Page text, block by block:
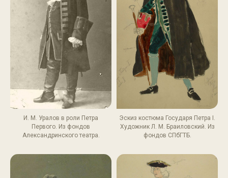
И. М. Уралов в роли Петра
Первого. Из фондов
Александринского театра.
Эскиз костюма Государя Петра I.
Художник Л. М. Браиловский. Из
фондов СПбГТБ.